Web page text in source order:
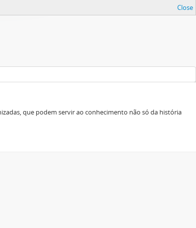
Close
que podem servir ao conhecimento não só da história